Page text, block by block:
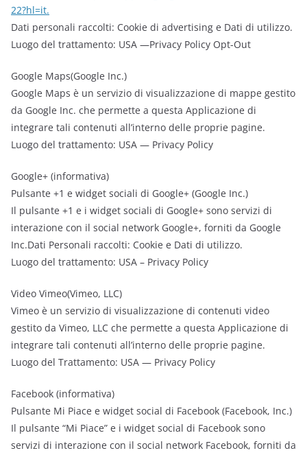
22?hl=it.
Dati personali raccolti: Cookie di advertising e Dati di utilizzo.
Luogo del trattamento: USA —Privacy Policy Opt-Out
Google Maps(Google Inc.)
Google Maps è un servizio di visualizzazione di mappe gestito
da Google Inc. che permette a questa Applicazione di
integrare tali contenuti all’interno delle proprie pagine.
Luogo del trattamento: USA — Privacy Policy
Google+ (informativa)
Pulsante +1 e widget sociali di Google+ (Google Inc.)
Il pulsante +1 e i widget sociali di Google+ sono servizi di
interazione con il social network Google+, forniti da Google
Inc.Dati Personali raccolti: Cookie e Dati di utilizzo.
Luogo del trattamento: USA – Privacy Policy
Video Vimeo(Vimeo, LLC)
Vimeo è un servizio di visualizzazione di contenuti video
gestito da Vimeo, LLC che permette a questa Applicazione di
integrare tali contenuti all’interno delle proprie pagine.
Luogo del Trattamento: USA — Privacy Policy
Facebook (informativa)
Pulsante Mi Piace e widget social di Facebook (Facebook, Inc.)
Il pulsante “Mi Piace” e i widget social di Facebook sono
servizi di interazione con il social network Facebook, forniti da